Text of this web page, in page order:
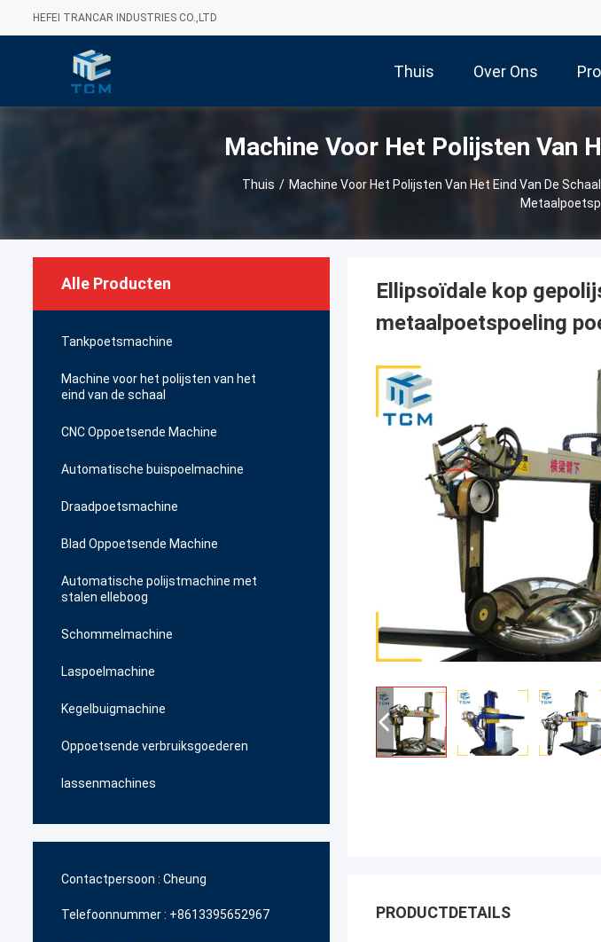
HEFEI TRANCAR INDUSTRIES CO.,LTD
Thuis Over Ons
Machine Voor Het Polijsten Van
Thuis / Machine Voor Het Polijsten Van Het Eind Van De Schaal
Alle Producten
Tankpoetsmachine
Machine voor het polijsten van het
eind van de schaal
CNC Oppoetsende Machine
Automatische buispoelmachine
Draadpoetsmachine
Blad Oppoetsende Machine
Automatische polijstmachine met
stalen elleboog
Schommelmachine
Laspoelmachine
Kegelbuigmachine
Oppoetsende verbruiksgoederen
lassenmachines
Contactpersoon : Cheung
Telefoonnummer : +8613395652967
Ellipsoïdale kop
metaalpoetspoeling
PRODUCTDETAILS